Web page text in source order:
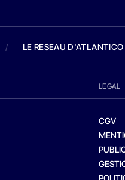
/ LE RESEAU D'ATLANTICO
LEGAL
CGV